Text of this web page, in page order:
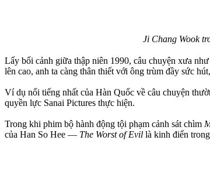
Ji Chang Wook
Lấy bối cảnh giữa thập niên 1990, câu chuyện xưa
lên cao, anh ta càng thân thiết với ông trùm đầy sức
Ví dụ nổi tiếng nhất của Hàn Quốc về câu chuyện
quyền lực Sanai Pictures thực hiện.
Trong khi phim bộ hành động tội phạm cảnh sát chìm
của Han So Hee — The Worst of Evil là kinh điển